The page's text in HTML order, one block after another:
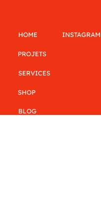
HOME
PROJETS
SERVICES
SHOP
BLOG
INSTAGRAM